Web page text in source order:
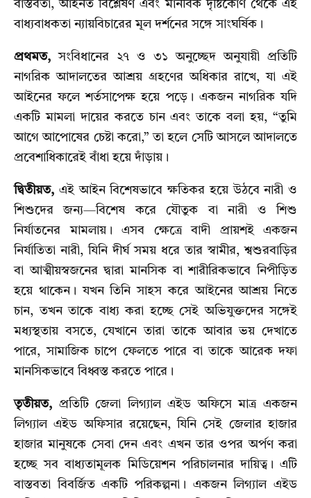
বাস্তবতা, আইনত বিশ্লেষণ এবং মানবিক দৃষ্টিকোণ থেকে এই
বাধ্যবাধকতা ন্যায়বিচারের মূল দর্শনের সঙ্গে সাংঘর্ষিক।
প্রথমত, সংবিধানের ২৭ ও ৩১ অনুচ্ছেদ অনুযায়ী প্রতিটি
নাগরিক আদালতের আশ্রয় গ্রহণের অধিকার রাখে, যা এই
আইনের ফলে শর্তসাপেক্ষ হয়ে পড়ে। একজন নাগরিক যদি
একটি মামলা দায়ের করতে চান এবং তাকে বলা হয়, “তুমি
আগে আপোষের চেষ্টা করো,” তা হলে সেটি আসলে আদালতে
প্রবেশাধিকারেই বাঁধা হয়ে দাঁড়ায়।
দ্বিতীয়ত, এই আইন বিশেষভাবে ক্ষতিকর হয়ে উঠবে নারী ও
শিশুদের জন্য—বিশেষ করে যৌতুক বা নারী ও শিশু
নির্যাতনের মামলায়। এসব ক্ষেত্রে বাদী প্রায়শই একজন
নির্যাতিতা নারী, যিনি দীর্ঘ সময় ধরে তার স্বামীর, শ্বশুরবাড়ির
বা আত্মীয়স্বজনের দ্বারা মানসিক বা শারীরিকভাবে নিপীড়িত
হয়ে থাকেন। যখন তিনি সাহস করে আইনের আশ্রয় নিতে
চান, তখন তাকে বাধ্য করা হচ্ছে সেই অভিযুক্তদের সঙ্গেই
মধ্যস্থতায় বসতে, যেখানে তারা তাকে আবার ভয় দেখাতে
পারে, সামাজিক চাপে ফেলতে পারে বা তাকে আরেক দফা
মানসিকভাবে বিধ্বস্ত করতে পারে।
তৃতীয়ত, প্রতিটি জেলা লিগ্যাল এইড অফিসে মাত্র একজন
লিগ্যাল এইড অফিসার রয়েছেন, যিনি সেই জেলার হাজার
হাজার মানুষকে সেবা দেন এবং এখন তার ওপর অর্পণ করা
হচ্ছে সব বাধ্যতামূলক মিডিয়েশন পরিচালনার দায়িত্ব। এটি
বাস্তবতা বিবর্জিত একটি পরিকল্পনা। একজন লিগ্যাল এইড